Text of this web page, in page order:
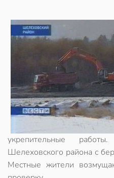
укрепительные
Шелеховского района с
Местные жители